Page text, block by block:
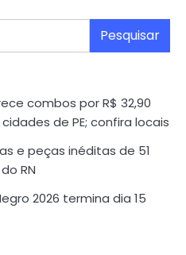
combos por R$ 32,90
de PE; confira locais
e peças inéditas de 51
RN
2026 termina dia 15